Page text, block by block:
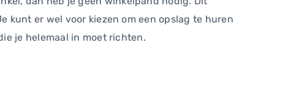
kunt er wel voor kiezen om een opslag te huren
je helemaal in moet richten.